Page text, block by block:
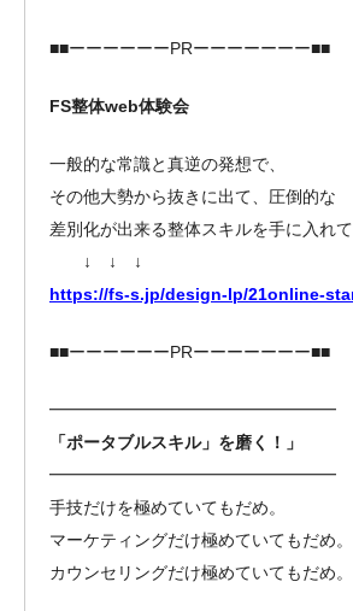
■■ーーーーーーPRーーーーーーー■■
FS整体web体験会
一般的な常識と真逆の発想で、
その他大勢から抜きに出て、圧倒的な
差別化が出来る整体スキルを手に入れて
↓ ↓ ↓
https://fs-s.jp/design-lp/21online-
■■ーーーーーーPRーーーーーーー■■
━━━━━━━━━━━━━━━━━
「ポータブルスキル」を磨く！」
━━━━━━━━━━━━━━━━━
手技だけを極めていてもだめ。
マーケティングだけ極めていてもだめ。
カウンセリングだけ極めていてもだめ。